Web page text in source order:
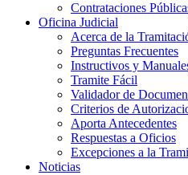
Contrataciones
Oficina Judicial
Acerca de la
Preguntas Frecuentes
Instructivos y
Tramite Fácil
Validador de
Criterios de
Aporta Antecedentes
Respuestas a Oficios
Excepciones a la
Noticias